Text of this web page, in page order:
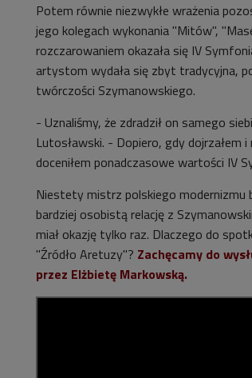
Potem równie niezwykłe wrażenia
jego kolegach wykonania "Mitów",
rozczarowaniem okazała się IV
artystom wydała się zbyt tradycyjna,
twórczości Szymanowskiego.
- Uznaliśmy, że zdradził on samego
Lutosławski. - Dopiero, gdy dojrzałem
doceniłem ponadczasowe wartości IV
Niestety mistrz polskiego modernizmu
bardziej osobistą relację z
miał okazję tylko raz. Dlaczego do
"Źródło Aretuzy"? Zachęcamy do
przez Elżbietę Markowską.